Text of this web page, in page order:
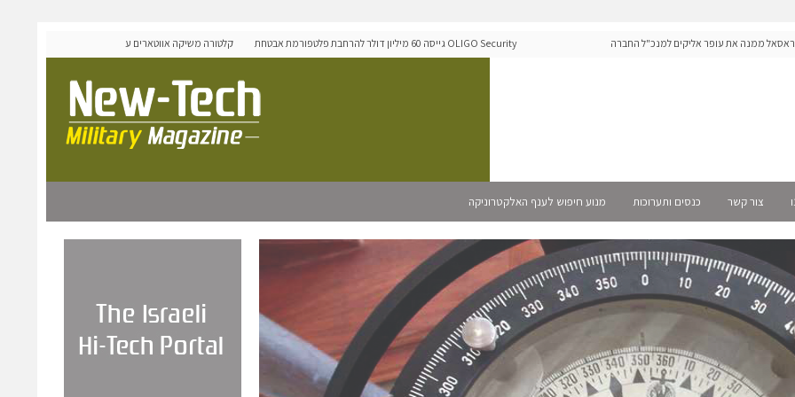
ממנה את עופר אליקים למנכ"ל החברה
OLIGO Security גייסה 60 מיליון דולר להרחבת פלטפורמת אבטחת
קלטורה משיקה אווטארים עם אינטליגנציה רגשית לתרגול שיחות
צור קשר כנסים ותערוכות מנוע חיפוש לענף האלקטרוניקה